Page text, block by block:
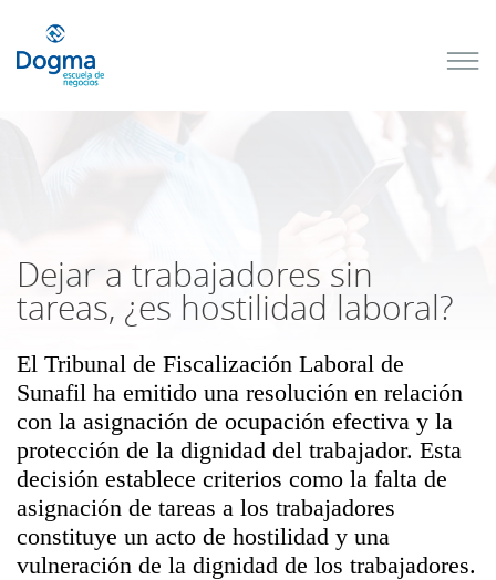
Dejar a trabajadores sin
tareas, ¿es hostilidad laboral?
El Tribunal de Fiscalización Laboral de
Sunafil ha emitido una resolución en relación
con la asignación de ocupación efectiva y la
protección de la dignidad del trabajador. Esta
decisión establece criterios como la falta de
asignación de tareas a los trabajadores
constituye un acto de hostilidad y una
vulneración de la dignidad de los trabajadores.
próximos
Más Cursos